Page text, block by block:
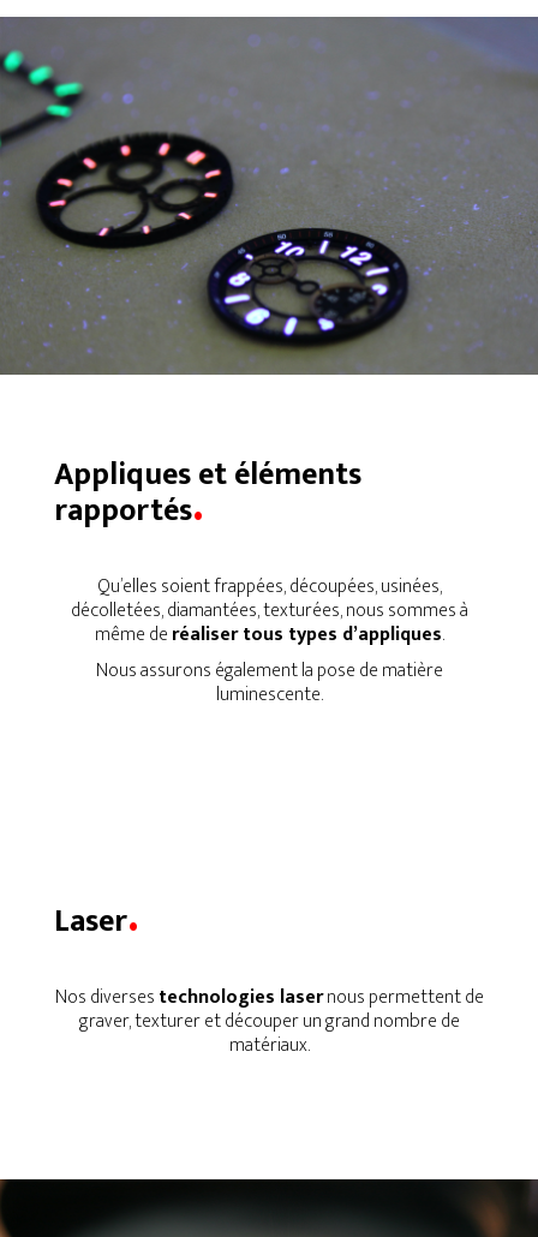
Nos
différents
métiers
à votre
service
Appliques et éléments
rapportés.
Qu’elles soient frappées, découpées, usinées,
décolletées, diamantées, texturées, nous sommes à
même deréaliser tous types d’appliques.
Nous assurons également la pose de matière
luminescente.
Laser.
Nos diversestechnologies lasernous permettent de
graver, texturer et découper un grand nombre de
matériaux.